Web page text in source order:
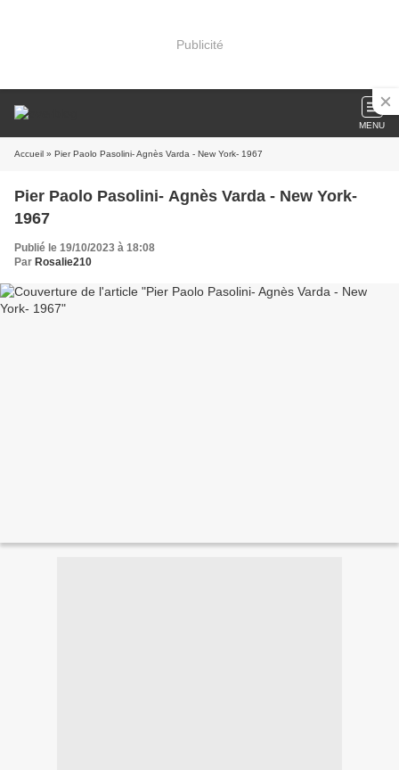
Publicité
MENU
Accueil » Pier Paolo Pasolini- Agnès Varda - New York- 1967
Pier Paolo Pasolini- Agnès Varda - New York-
1967
Publié le 19/10/2023 à 18:08
Par Rosalie210